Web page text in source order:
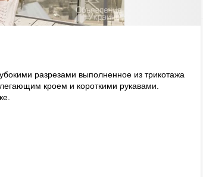
разрезами выполненное из трикотажа
кроем и короткими рукавами.